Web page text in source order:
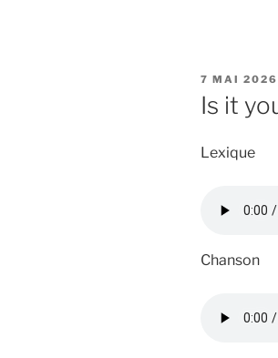
PUBLIÉ
LE
7 MAI 2026
Is it
Lexique
Chanson